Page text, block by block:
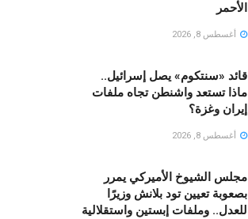
الأحمر
أغسطس 8, 2026
قائد «سنتكوم» يصل إسرائيل..
ماذا تستعد واشنطن تجاه ملفات
إيران وغزة؟
أغسطس 8, 2026
مجلس الشيوخ الأميركي يمرر
بصعوبة تعيين تود بلانش وزيرًا
للعدل.. وملفات إبستين واستقلالية